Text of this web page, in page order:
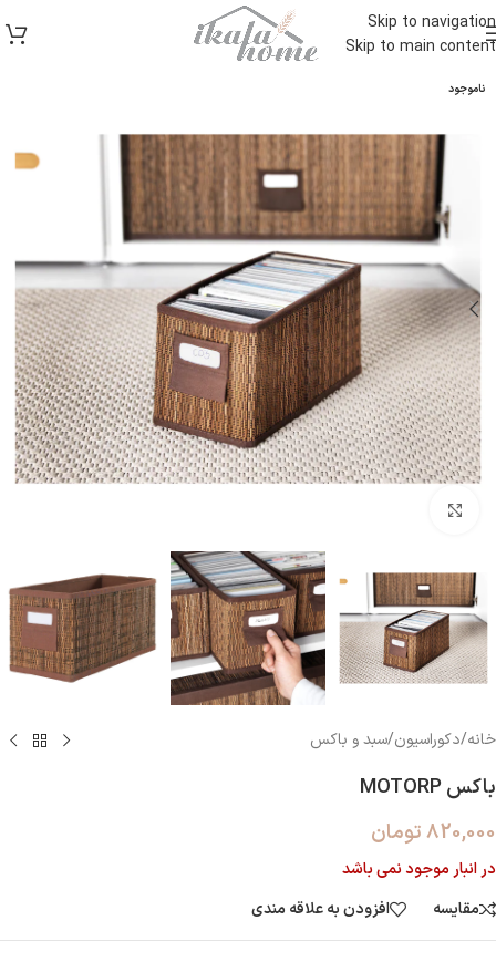
Skip to navigation
Skip to main content
ناموجود
خانه/دکوراسیون/سبد و باکس
باکس MOTORP
820,000تومان
در انبار موجود نمی باشد
مقایسه
افزودن به علاقه مندی